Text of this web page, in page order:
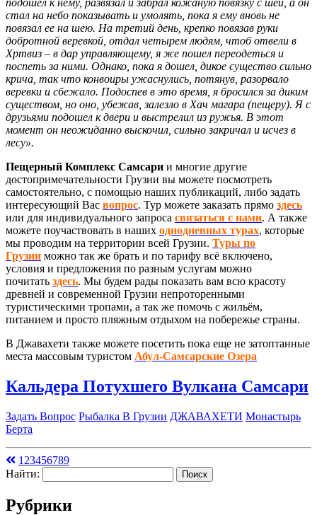
подошел к нему, развязал и забрал кожаную повязку с шеи, а он
стал на небо показывать и умолять, пока я ему вновь не
повязал ее на шею. На третий день, крепко повязав руки
добротной веревкой, отдал четырем людям, чтоб от­вели в
Хртвиз – в дар управляющему, я же пошел переодеться и
поспеть за ними. Однако, пока я дошел, дикое существо сильно
крича, так что конвоиры ужаснулись, потянув, разорвало
веревки и сбежало. Подоспев в это время, я бросился за диким
существом, но оно, убежав, залезло в Хач магара (пещеру). Я с
друзьями подошел к двери и выстрелил из ружья. В этот
момент он неожиданно выскочил, сильно закричал и исчез в
лесу».
Пещерный Комплекс Самсари и многие другие
достопримечательности Грузии вы можете посмотреть
самостоятельно, с помощью наших публикаций, либо задать
интересующий Вас вопрос. Тур можете заказать прямо здесь
или для индивидуального запроса связаться с нами. А также
можете поучаствовать в наших однодневных турах, которые
мы проводим на территории всей Грузии. Туры по
Грузии можно так же брать и по тарифу всё включено,
условия и предложения по разным услугам можно
почитать здесь. Мы будем рады показать вам всю красоту
древней и современной Грузии непроторенными
туристическими тропами, а так же помочь с жильём,
питанием и просто пляжным отдыхом на побережье страны.
В Джавахети также можете посетить пока еще не затоптанные
места массовым туристом Абул-Самсарские Озера
Кальдера Потухшего Вулкана Самсари
Задать Вопрос Рыбалка В Грузии ДЖАВАХЕТИ Монастырь
Берта
1 23456789
Найти:
Рубрики